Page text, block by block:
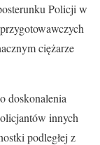
Policji w
ciężarze
doskonalenia
innych
podległej z